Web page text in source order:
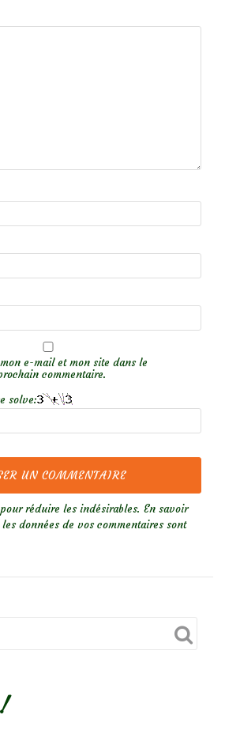
e-mail et mon site dans le
commentaire.
solve:
réduire les indésirables. En savoir
données de vos commentaires sont